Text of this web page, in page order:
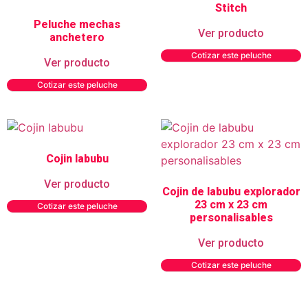
Peluche mechas
anchetero
Ver producto
Cotizar este peluche
Stitch
Ver producto
Cotizar este peluche
Cojin labubu
Ver producto
Cotizar este peluche
Cojin de labubu explorador
23 cm x 23 cm
personalisables
Ver producto
Cotizar este peluche